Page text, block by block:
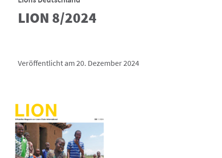
LION 8/2024
Veröffentlicht am 20. Dezember 2024